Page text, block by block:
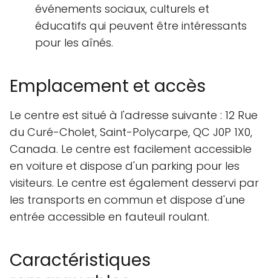
événements sociaux, culturels et
éducatifs qui peuvent être intéressants
pour les aînés.
Emplacement et accès
Le centre est situé à l'adresse suivante : 12 Rue
du Curé-Cholet, Saint-Polycarpe, QC J0P 1X0,
Canada. Le centre est facilement accessible
en voiture et dispose d'un parking pour les
visiteurs. Le centre est également desservi par
les transports en commun et dispose d'une
entrée accessible en fauteuil roulant.
Caractéristiques